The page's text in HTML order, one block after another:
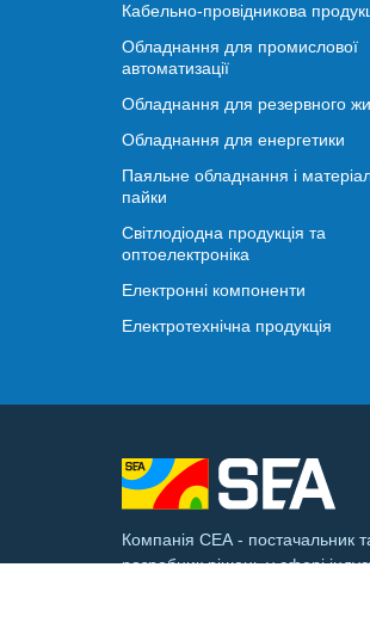
Кабельно-провідникова
Обладнання для промислової
автоматизації
Обладнання для резервного
Обладнання для енергетики
Паяльне обладнання і
пайки
Світлодіодна продукція та
оптоелектроніка
Електронні компоненти
Електротехнічна продукція
Компанія СЕА - постачальник
розробник рішень у сфері